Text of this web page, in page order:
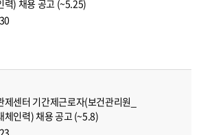
력) 채용 공고 (~5.25)
센터 기간제근로자(보건관리원_
체인력) 채용 공고 (~5.8)